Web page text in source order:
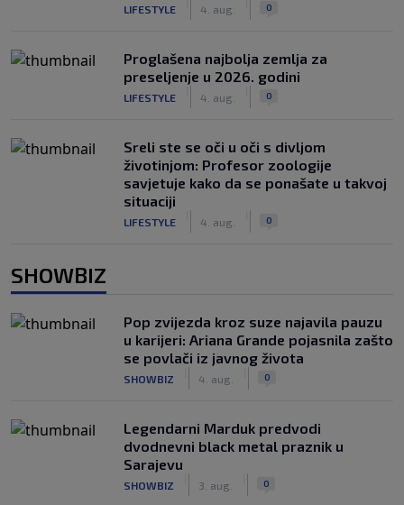
LIFESTYLE 4. aug. 0
Proglašena najbolja zemlja za
preseljenje u 2026. godini
LIFESTYLE 4. aug. 0
Sreli ste se oči u oči s divljom
životinjom: Profesor zoologije
savjetuje kako da se ponašate u takvoj
situaciji
LIFESTYLE 4. aug. 0
SHOWBIZ
Pop zvijezda kroz suze najavila pauzu
u karijeri: Ariana Grande pojasnila zašto
se povlači iz javnog života
SHOWBIZ 4. aug. 0
Legendarni Marduk predvodi
dvodnevni black metal praznik u
Sarajevu
SHOWBIZ 3. aug. 0